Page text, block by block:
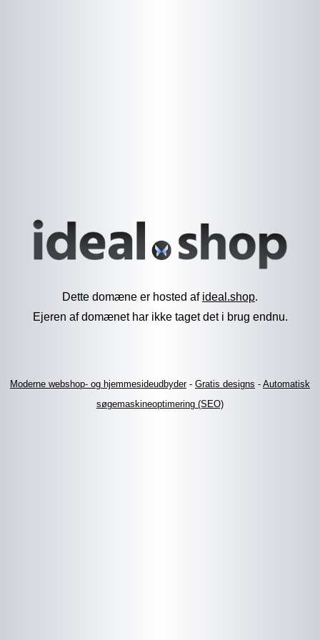
Dette domæne er hosted af ideal.shop.
Ejeren af domænet har ikke taget det i brug endnu.
Moderne webshop- og hjemmesideudbyder- Gratis designs - Automatisk
søgemaskineoptimering (SEO)